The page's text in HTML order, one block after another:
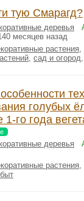
тую Смарагд?
деревья
месяцев назад
растения,
, сад и огород,
голубых
1-го года
деревья
растения,